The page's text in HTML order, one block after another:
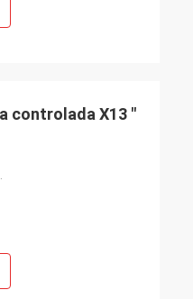
controlada X13 "